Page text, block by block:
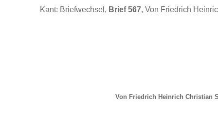
Kant: Briefwechsel, Brief 567, Von Friedrich
Von Friedrich Heinrich Christian